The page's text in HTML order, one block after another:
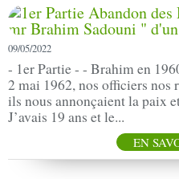
09/05/2022
- 1er Partie - - Brahim en
2 mai 1962, nos officiers
ils nous annonçaient la paix
J’avais 19 ans et le...
EN